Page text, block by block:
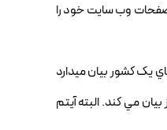
صفحات وب سايت خود را
يک کشور بيان ميدارد
مي کند. البته آيتم